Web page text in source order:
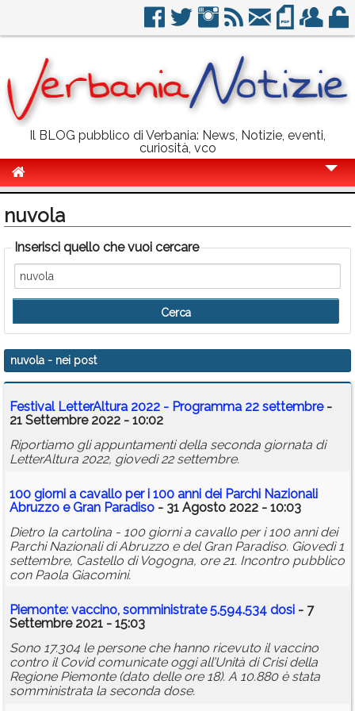
Il BLOG pubblico di Verbania: News, Notizie, eventi,
curiosità, vco
Politica
Sport
Eventi
Info Utili
Rubriche
Calendario
Annunci
nuvola
Inserisci quello che vuoi cercare
nuvola - nei post
Festival LetterAltura 2022 - Programma 22 settembre-
21 Settembre 2022 - 10:02
Riportiamo gli appuntamenti della seconda giornata di
LetterAltura 2022, giovedì 22 settembre.
100 giorni a cavallo per i 100 anni dei Parchi Nazionali
Abruzzo e Gran Paradiso - 31 Agosto 2022 - 10:03
Dietro la cartolina - 100 giorni a cavallo per i 100 anni dei
Parchi Nazionali di Abruzzo e del Gran Paradiso. Giovedì 1
settembre, Castello di Vogogna, ore 21. Incontro pubblico
con Paola Giacomini.
Piemonte: vaccino, somministrate 5.594.534 dosi - 7
Settembre 2021 - 15:03
Sono 17.304 le persone che hanno ricevuto il vaccino
contro il Covid comunicate oggi all’Unità di Crisi della
Regione Piemonte (dato delle ore 18). A 10.880 è stata
somministrata la seconda dose.